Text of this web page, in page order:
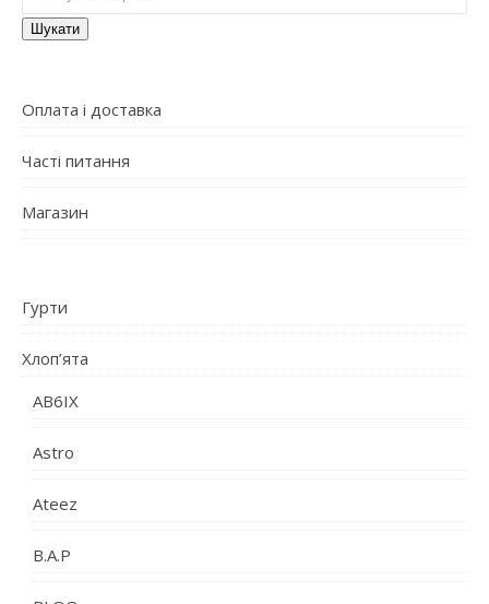
Шукати
Оплата і доставка
Часті питання
Магазин
Гурти
Хлоп’ята
AB6IX
Astro
Ateez
B.A.P